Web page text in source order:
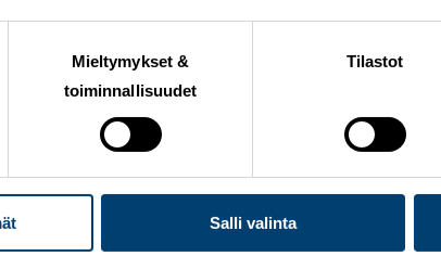
Mieltymykset &
toiminnallisuudet
Tilastot
Salli valinta
– ilmoittaudu mukaan!
viimeistään 31.5.2026